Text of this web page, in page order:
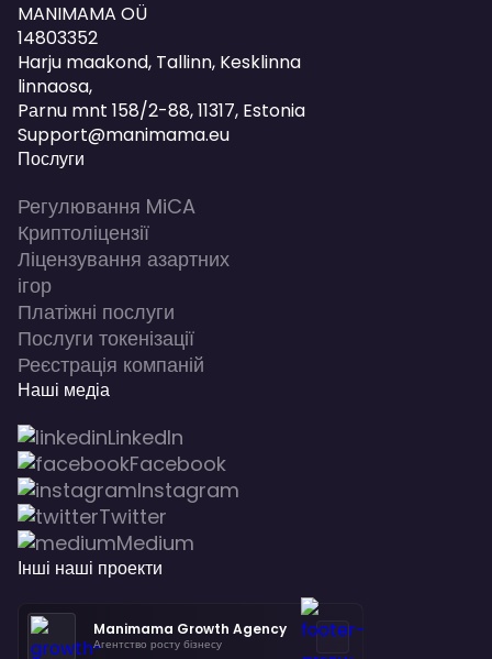
MANIMAMA OÜ
14803352
Harju maakond, Tallinn, Kesklinna
linnaosa,
Pаrnu mnt 158/2-88, 11317, Estonia
Support@manimama.eu
Послуги
Регулювання MiCA
Криптоліцензії
Ліцензування азартних
ігор
Платіжні послуги
Послуги токенізації
Реєстрація компаній
Наші медіа
LinkedIn
Facebook
Instagram
Twitter
Medium
Інші наші проекти
Manimama Growth Agency
Агентство росту бізнесу